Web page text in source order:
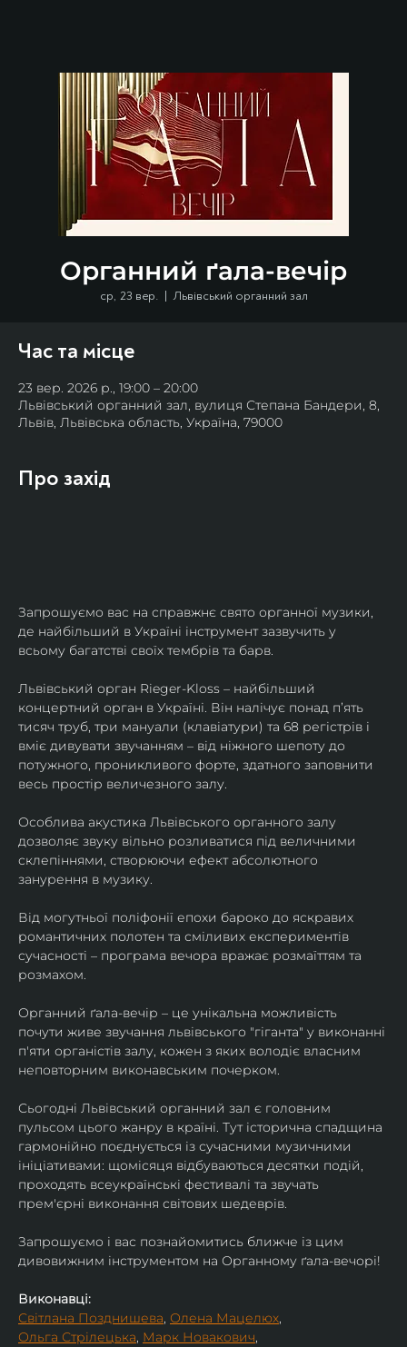
Органний ґала-вечір
ср, 23 вер.
  |
Львівський органний зал
Час та місце
23 вер. 2026 р., 19:00 – 20:00
Львівський органний зал, вулиця Степана Бандери, 8,
Львів, Львівська область, Україна, 79000
Про захід
Запрошуємо вас на справжнє свято органної музики,
де найбільший в Україні інструмент зазвучить у
всьому багатстві своїх тембрів та барв.
​Львівський орган Rieger-Kloss – найбільший
концертний орган в Україні. Він налічує понад пʼять
тисяч труб, три мануали (клавіатури) та 68 регістрів і
вміє дивувати звучанням – від ніжного шепоту до
потужного, проникливого форте, здатного заповнити
весь простір величезного залу.
Особлива акустика Львівського органного залу
дозволяє звуку вільно розливатися під величними
склепіннями, створюючи ефект абсолютного
занурення в музику.
​Від могутньої поліфонії епохи бароко до яскравих
романтичних полотен та сміливих експериментів
сучасності – програма вечора вражає розмаїттям та
розмахом.
​Органний ґала-вечір – це унікальна можливість
почути живе звучання львівського "гіганта" у виконанні
п'яти органістів залу, кожен з яких володіє власним
неповторним виконавським почерком.
​Сьогодні Львівський органний зал є головним
пульсом цього жанру в країні. Тут історична спадщина
гармонійно поєднується із сучасними музичними
ініціативами: щомісяця відбуваються десятки подій,
проходять всеукраїнські фестивалі та звучать
прем'єрні виконання світових шедеврів.
​Запрошуємо і вас познайомитись ближче із цим
дивовижним інструментом на Органному ґала-вечорі!
Виконавці:
Світлана Позднишева, Олена Мацелюх,
Ольга Стрілецька, Марк Новакович,